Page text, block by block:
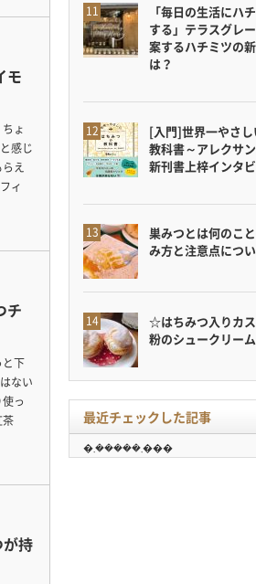
モ
ょ
感じ
え
ィ
チ
下
ない
っ
茶
持
「毎日の生活にハ
する」テラスグレ
案するハチミツの
は？
[入門]世界一やさ
教科書～アレクサ
新刊書上梓インタビ
巣みつとは何のこ
み方と注意点につ
☆はちみつ入りカ
粉のシュークリー
最近チェックした記事
�܂�����܂���